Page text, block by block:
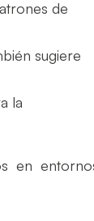
de
sugiere
la
en